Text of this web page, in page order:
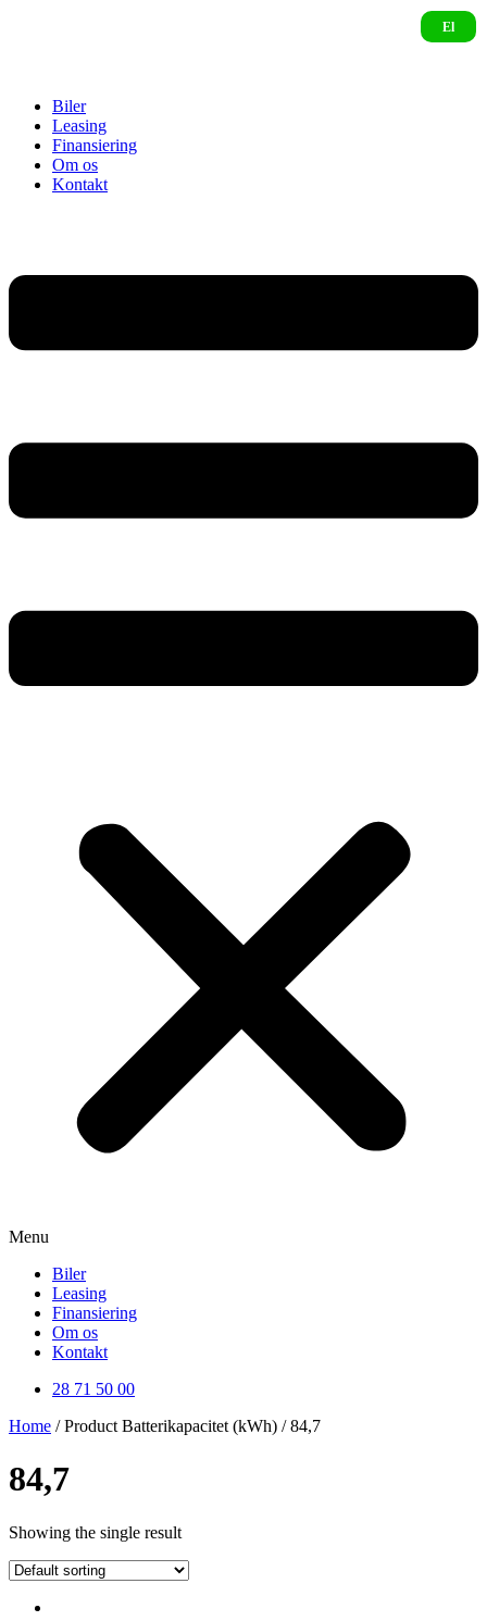
Biler
Leasing
Finansiering
Om os
Kontakt
Menu
Biler
Leasing
Finansiering
Om os
Kontakt
28 71 50 00
Home / Product Batterikapacitet (kWh) / 84,7
84,7
Showing the single result